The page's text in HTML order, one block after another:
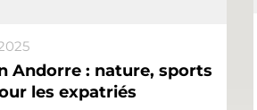
Andorre : nature, sports
les expatriés